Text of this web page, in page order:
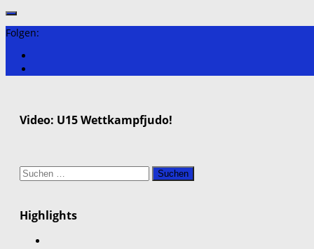
Folgen:
Video: U15 Wettkampfjudo!
Suchen
Highlights